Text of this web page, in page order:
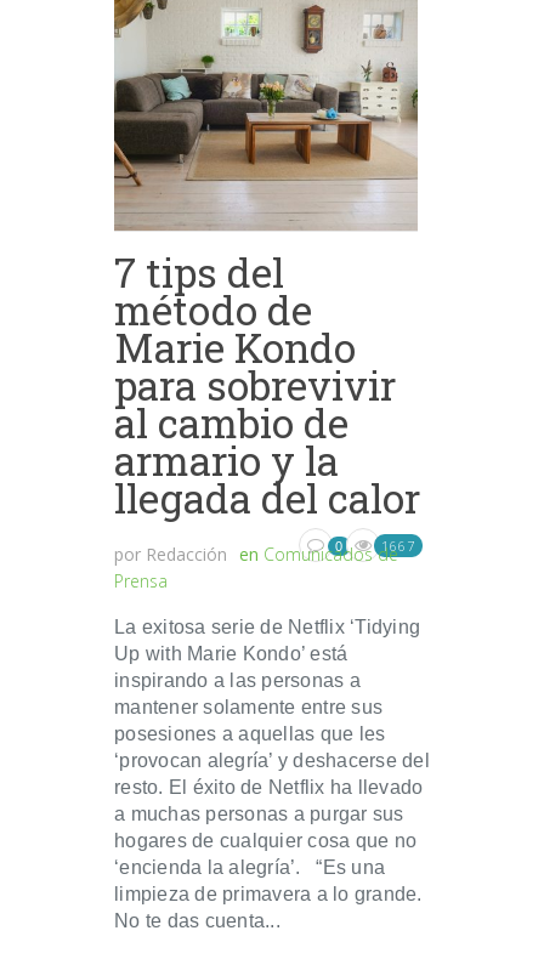
7 tips del
método de
Marie Kondo
para sobrevivir
al cambio de
armario y la
llegada del calor
por Redacción en Comunicados de
Prensa
0 1667
La exitosa serie de Netflix ‘Tidying
Up with Marie Kondo’ está
inspirando a las personas a
mantener solamente entre sus
posesiones a aquellas que les
‘provocan alegría’ y deshacerse del
resto. El éxito de Netflix ha llevado
a muchas personas a purgar sus
hogares de cualquier cosa que no
‘encienda la alegría’. “Es una
limpieza de primavera a lo grande.
No te das cuenta...